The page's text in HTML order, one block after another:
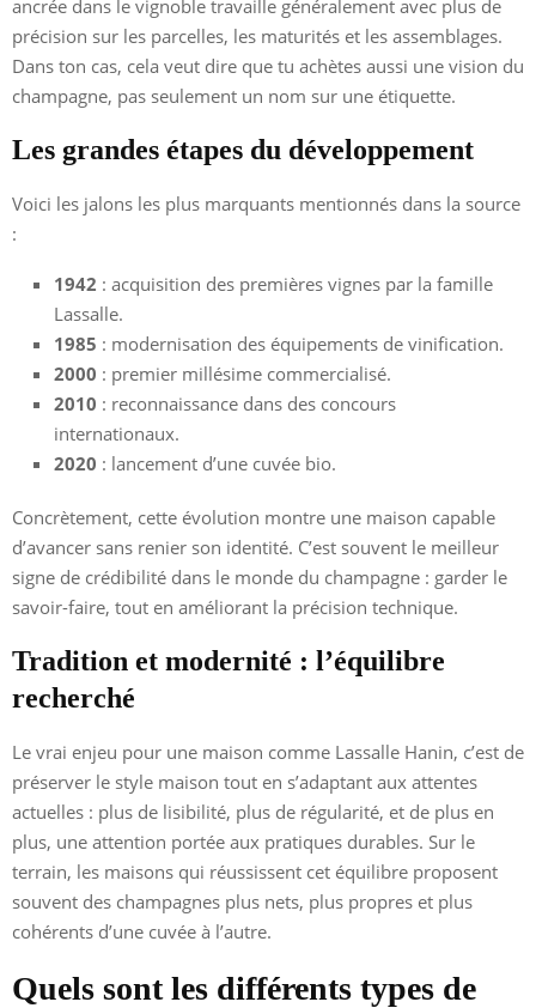
ancrée dans le vignoble travaille généralement avec plus de
précision sur les parcelles, les maturités et les assemblages.
Dans ton cas, cela veut dire que tu achètes aussi une vision du
champagne, pas seulement un nom sur une étiquette.
Les grandes étapes du développement
Voici les jalons les plus marquants mentionnés dans la source
:
1942 : acquisition des premières vignes par la famille
Lassalle.
1985 : modernisation des équipements de vinification.
2000 : premier millésime commercialisé.
2010 : reconnaissance dans des concours
internationaux.
2020 : lancement d’une cuvée bio.
Concrètement, cette évolution montre une maison capable
d’avancer sans renier son identité. C’est souvent le meilleur
signe de crédibilité dans le monde du champagne : garder le
savoir-faire, tout en améliorant la précision technique.
Tradition et modernité : l’équilibre
recherché
Le vrai enjeu pour une maison comme Lassalle Hanin, c’est de
préserver le style maison tout en s’adaptant aux attentes
actuelles : plus de lisibilité, plus de régularité, et de plus en
plus, une attention portée aux pratiques durables. Sur le
terrain, les maisons qui réussissent cet équilibre proposent
souvent des champagnes plus nets, plus propres et plus
cohérents d’une cuvée à l’autre.
Quels sont les différents types de